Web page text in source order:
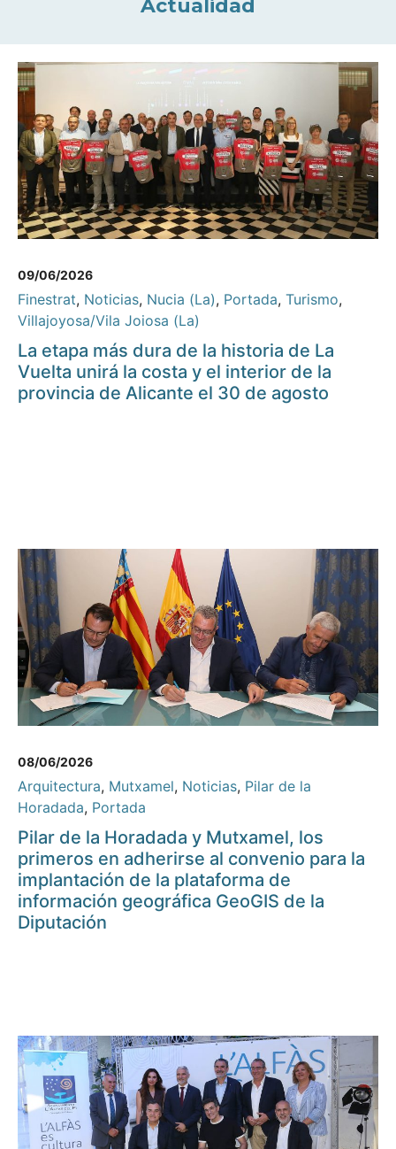
Actualidad
09/06/2026
Finestrat, Noticias, Nucia (La), Portada, Turismo,
Villajoyosa/Vila Joiosa (La)
La etapa más dura de la historia de La
Vuelta unirá la costa y el interior de la
provincia de Alicante el 30 de agosto
08/06/2026
Arquitectura, Mutxamel, Noticias, Pilar de la
Horadada, Portada
Pilar de la Horadada y Mutxamel, los
primeros en adherirse al convenio para la
implantación de la plataforma de
información geográfica GeoGIS de la
Diputación